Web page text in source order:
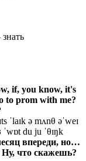
if, you know, it's
to prom with me?
ˈlaɪk ə mʌnθ əˈweɪ
du ju ˈθɪŋk
впереди, но…
что скажешь?